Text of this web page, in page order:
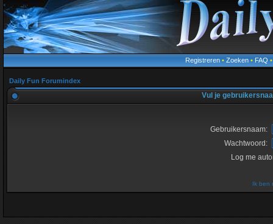
Registreren • Zoeken • FAQ
Daily Fun Forumindex
Vul je
Gebruikersnaam:
Wachtwoord:
Log me
Ik ben